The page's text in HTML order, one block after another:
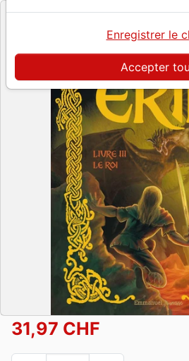
31,97 CHF
Accepter
Enregistrer le